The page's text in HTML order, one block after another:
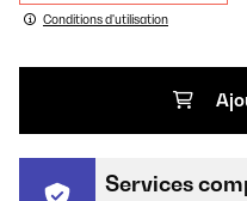
Conditions d'utilisation
Services